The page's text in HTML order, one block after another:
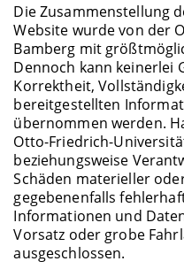
Die Zusammenstellung
Website wurde von der
Bamberg mit
Dennoch kann keinerlei
Korrektheit,
bereitgestellten
übernommen werden.
Otto-Friedrich-
beziehungsweise
Schäden materieller
gegebenenfalls
Informationen und
Vorsatz oder grobe
ausgeschlossen.